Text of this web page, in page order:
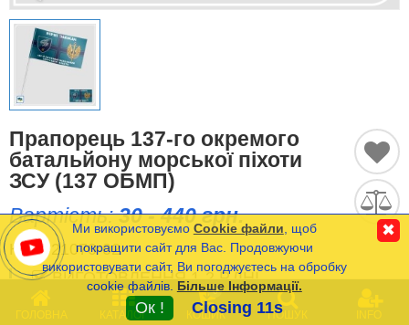
Етнічні Прапори
Прапори США (штатів)
Інші прапори
Порівняти
(0)
Часті Питання (FAQ)
Оплата та Доставка
ГОЛОВНА КАТАЛОГ
0
КОШИК ПОШУК INFO
Прапорець 137-го окремого
батальйону морської піхоти
ЗСУ (137 ОБМП)
Вартість:30 - 440 грн.
КОД: 21070-02
ВИГОТОВЛЕННЯ 1-2 Р.ДНІ
РОЗРАХУНКОВА ДАТА ВІДПРАВКИ:
07/10.08.2026
Ми використовуємо Cookie файли , щоб
покращити сайт для Вас. Продовжуючи
використовувати сайт, Ви погоджуєтесь на обробку
cookie файлів. Більше Інформації.
Ок ! Closing 11s
✖